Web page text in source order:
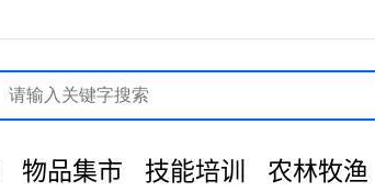
物品集市 技能培训 农林牧渔